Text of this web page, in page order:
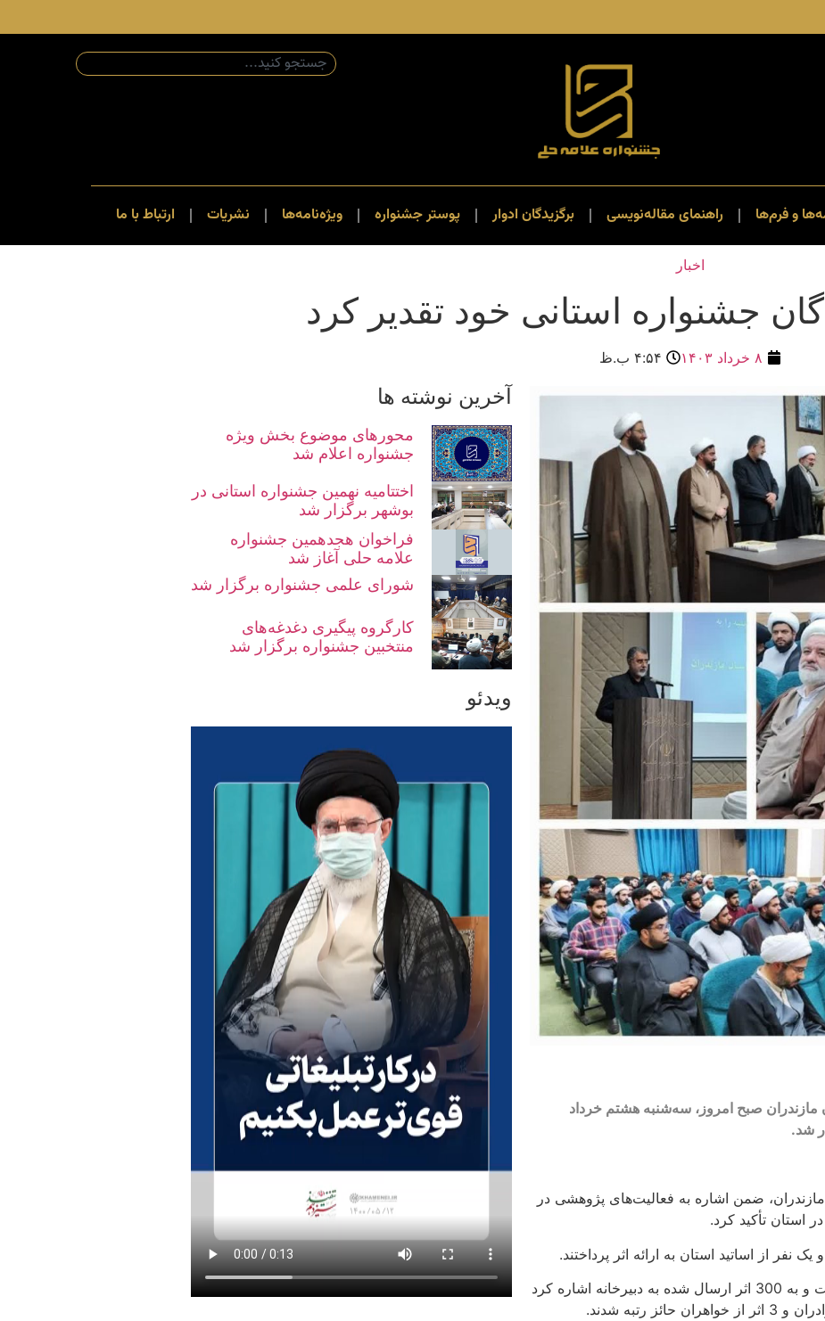
و فرم‌ها راهنمای مقاله‌نویسی برگزیدگان ادوار پوستر جشنواره ویژه‌نامه‌ها نشریات ارتباط با ما
اخبار
جشنواره استانی خود تقدیر کرد
۸ خرداد ۱۴۰۳ ۴:۵۴ ب.ظ
مازندران صبح امروز، سه‌شنبه هشتم خرداد
ضمن اشاره به فعالیت‌های پژوهشی در
استان تأکید کرد.
از اساتید استان به ارائه اثر پرداختند.
دبیر جشنواره هشتم استان مازندران نیز به ارائه گزارش پرداخت و به 300 اثر ارسال شده به دبیرخانه اشاره کرد
آخرین نوشته ها
محورهای موضوع بخش ویژه
جشنواره اعلام شد
اختتامیه نهمین جشنواره استانی در
بوشهر برگزار شد
فراخوان هجدهمین جشنواره
علامه حلی آغاز شد
شورای علمی جشنواره برگزار شد
کارگروه پیگیری دغدغه‌های
منتخبین جشنواره برگزار شد
ویدئو